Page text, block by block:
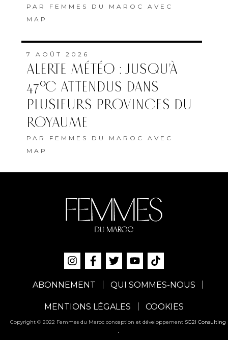
PAR FEMMES DU MAROC AVEC
MAP
7 AOÛT 2026
ALERTE MÉTÉO : JUSQU’À
47°C ATTENDUS DANS
PLUSIEURS PROVINCES DU
ROYAUME
PAR FEMMES DU MAROC AVEC
MAP
ABONNEMENT QUI SOMMES-NOUS
MENTIONS LÉGALES COOKIES
Copyright © 2022 Femmes du Maroc conception et développement SG2I Consulting